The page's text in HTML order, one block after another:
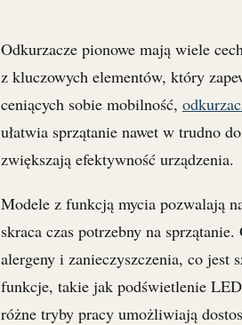
Odkurzacze pionowe mają wiele
z kluczowych elementów, który
ceniących sobie mobilność,
ułatwia sprzątanie nawet w trudno
zwiększają efektywność urządzenia.
Modele z funkcją mycia pozwalają
skraca czas potrzebny na
alergeny i zanieczyszczenia, co jest
funkcje, takie jak podświetlenie
różne tryby pracy umożliwiają